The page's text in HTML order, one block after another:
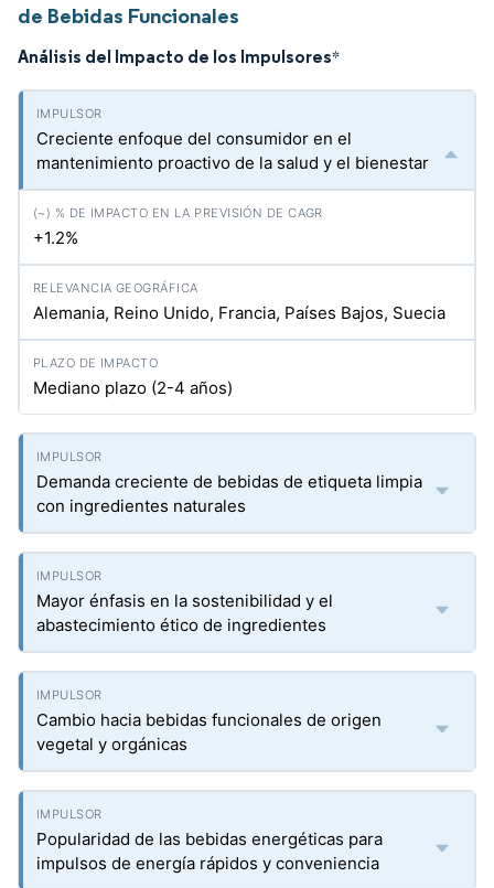
de Bebidas Funcionales
Análisis del Impacto de los Impulsores*
Creciente enfoque del consumidor en el
mantenimiento proactivo de la salud y el bienestar
+1.2%
Alemania, Reino Unido, Francia, Países Bajos, Suecia
Mediano plazo (2-4 años)
Demanda creciente de bebidas de etiqueta limpia
con ingredientes naturales
Mayor énfasis en la sostenibilidad y el
abastecimiento ético de ingredientes
Cambio hacia bebidas funcionales de origen
vegetal y orgánicas
Popularidad de las bebidas energéticas para
impulsos de energía rápidos y conveniencia